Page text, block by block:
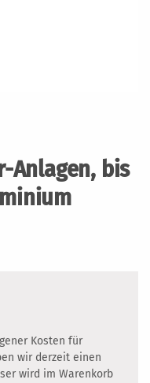
Anlagen, bis
Kosten für
wir derzeit einen
wird im Warenkorb